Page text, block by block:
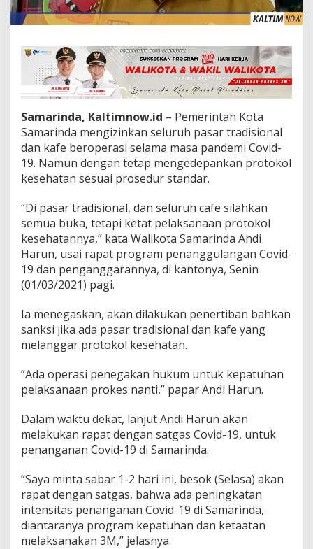
Samarinda, Kaltimnow.id – Pemerintah Kota
Samarinda mengizinkan seluruh pasar tradisional
dan kafe beroperasi selama masa pandemi Covid-
19. Namun dengan tetap mengedepankan protokol
kesehatan sesuai prosedur standar.
“Di pasar tradisional, dan seluruh cafe silahkan
semua buka, tetapi ketat pelaksanaan protokol
kesehatannya,” kata Walikota Samarinda Andi
Harun, usai rapat program penanggulangan Covid-
19 dan penganggarannya, di kantonya, Senin
(01/03/2021) pagi.
Ia menegaskan, akan dilakukan penertiban bahkan
sanksi jika ada pasar tradisional dan kafe yang
melanggar protokol kesehatan.
“Ada operasi penegakan hukum untuk kepatuhan
pelaksanaan prokes nanti,” papar Andi Harun.
Dalam waktu dekat, lanjut Andi Harun akan
melakukan rapat dengan satgas Covid-19, untuk
penanganan Covid-19 di Samarinda.
“Saya minta sabar 1-2 hari ini, besok (Selasa) akan
rapat dengan satgas, bahwa ada peningkatan
intensitas penanganan Covid-19 di Samarinda,
diantaranya program kepatuhan dan ketaatan
melaksanakan 3M,” jelasnya.